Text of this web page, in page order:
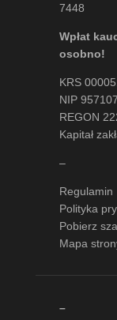
7448
Wpłat
osobno!
KRS
NIP
REGON
Kapitał
–
Regulamin
Polityka
Pobierz
Mapa
–